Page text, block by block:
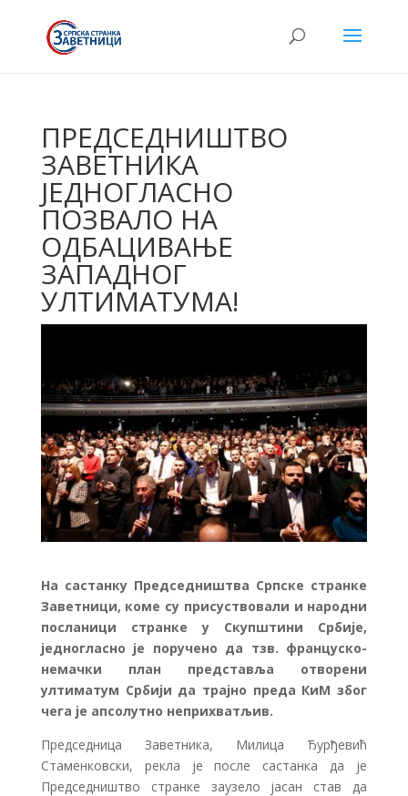
ПРЕДСЕДНИШТВО
ЗАВЕТНИКА
ЈЕДНОГЛАСНО
ПОЗВАЛО НА
ОДБАЦИВАЊЕ
ЗАПАДНОГ
УЛТИМАТУМА!
На састанку Председништва Српске странке
Заветници, коме су присуствовали и народни
посланици странке у Скупштини Србије,
једногласно је поручено да тзв. француско-
немачки план представља отворени
ултиматум Србији да трајно преда КиМ због
чега је апсолутно неприхватљив.
Председница Заветника, Милица Ђурђевић
Стаменковски, рекла је после састанка да је
Председништво странке заузело јасан став да